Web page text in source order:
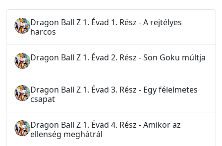
Dragon Ball Z 1. Évad 1. Rész - A rejtélyes
harcos
Dragon Ball Z 1. Évad 2. Rész - Son Goku múltja
Dragon Ball Z 1. Évad 3. Rész - Egy félelmetes
csapat
Dragon Ball Z 1. Évad 4. Rész - Amikor az
ellenség meghátrál